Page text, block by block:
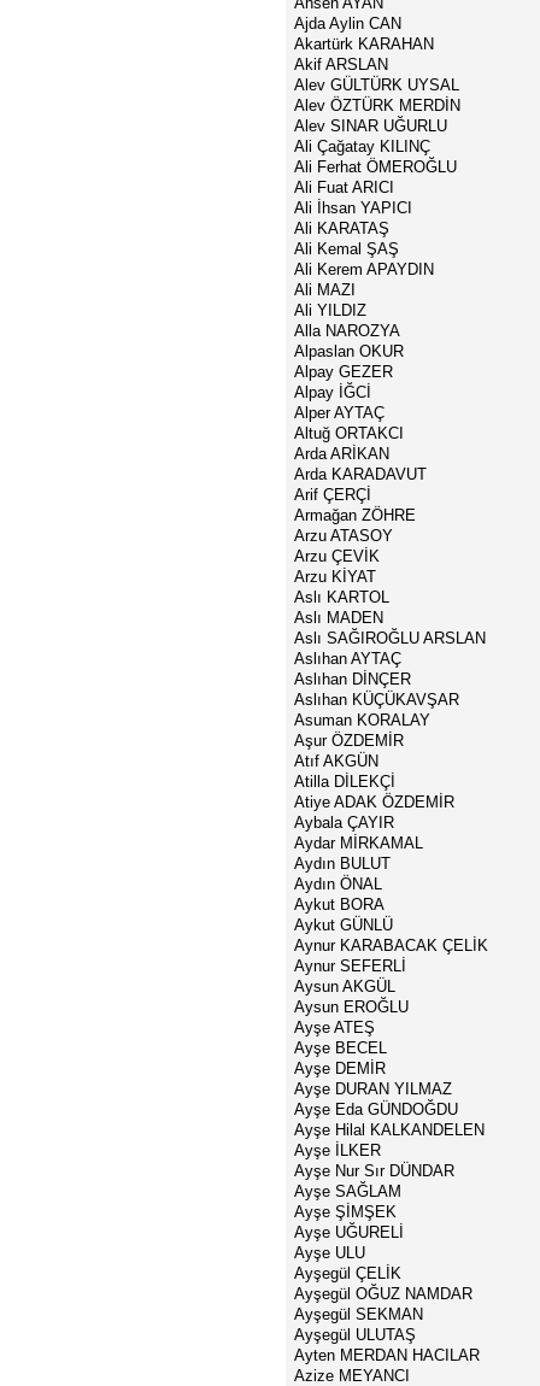
Ajda Aylin CAN
Akartürk KARAHAN
Akif ARSLAN
Alev GÜLTÜRK UYSAL
Alev ÖZTÜRK MERDİN
Alev SINAR UĞURLU
Ali Çağatay KILINÇ
Ali Ferhat ÖMEROĞLU
Ali Fuat ARICI
Ali İhsan YAPICI
Ali KARATAŞ
Ali Kemal ŞAŞ
Ali Kerem APAYDIN
Ali MAZI
Ali YILDIZ
Alla NAROZYA
Alpaslan OKUR
Alpay GEZER
Alpay İĞCİ
Alper AYTAÇ
Altuğ ORTAKCI
Arda ARİKAN
Arda KARADAVUT
Arif ÇERÇİ
Armağan ZÖHRE
Arzu ATASOY
Arzu ÇEVİK
Arzu KİYAT
Aslı KARTOL
Aslı MADEN
Aslı SAĞIROĞLU ARSLAN
Aslıhan AYTAÇ
Aslıhan DİNÇER
Aslıhan KÜÇÜKAVŞAR
Asuman KORALAY
Aşur ÖZDEMİR
Atıf AKGÜN
Atilla DİLEKÇİ
Atiye ADAK ÖZDEMİR
Aybala ÇAYIR
Aydar MİRKAMAL
Aydın BULUT
Aydın ÖNAL
Aykut BORA
Aykut GÜNLÜ
Aynur KARABACAK ÇELİK
Aynur SEFERLİ
Aysun AKGÜL
Aysun EROĞLU
Ayşe ATEŞ
Ayşe BECEL
Ayşe DEMİR
Ayşe DURAN YILMAZ
Ayşe Eda GÜNDOĞDU
Ayşe Hilal KALKANDELEN
Ayşe İLKER
Ayşe Nur Sır DÜNDAR
Ayşe SAĞLAM
Ayşe ŞİMŞEK
Ayşe UĞURELİ
Ayşe ULU
Ayşegül ÇELİK
Ayşegül OĞUZ NAMDAR
Ayşegül SEKMAN
Ayşegül ULUTAŞ
Ayten MERDAN HACILAR
Azize MEYANCI